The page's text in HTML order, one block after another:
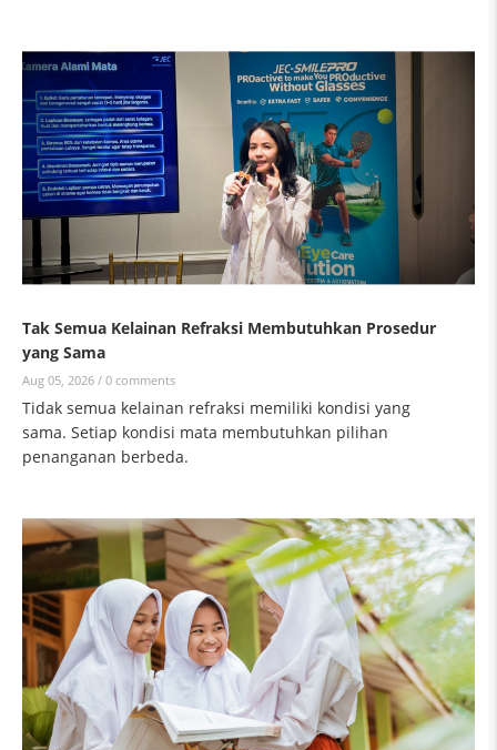
Tak Semua Kelainan Refraksi Membutuhkan Prosedur
yang Sama
Aug 05, 2026 / 0 comments
Tidak semua kelainan refraksi memiliki kondisi yang
sama. Setiap kondisi mata membutuhkan pilihan
penanganan berbeda.